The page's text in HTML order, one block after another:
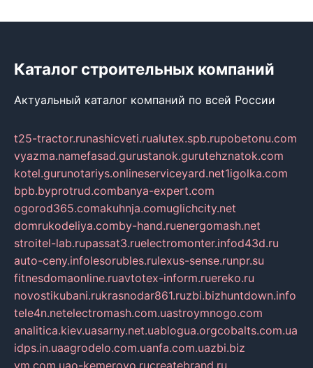
Каталог строительных компаний
Актуальный каталог компаний по всей России
t25-tractor.runashicveti.rualutex.spb.rupobetonu.com
vyazma.namefasad.gurustanok.gurutehznatok.com
kotel.gurunotariys.onlineserviceyard.net1igolka.com
bpb.byprotrud.combanya-expert.com
ogorod365.comakuhnja.comuglichcity.net
domrukodeliya.comby-hand.ruenergomash.net
stroitel-lab.rupassat3.ruelectromonter.infod43d.ru
auto-ceny.infolesorubles.rulexus-sense.runpr.su
fitnesdomaonline.ruavtotex-inform.ruereko.ru
novostikubani.rukrasnodar861.ruzbi.bizhuntdown.info
tele4n.netelectromash.com.uastroymnogo.com
analitica.kiev.uasarny.net.uablogua.orgcobalts.com.ua
idps.in.uaagrodelo.com.uanfa.com.uazbi.biz
vm.com.uao-kemerovo.rucreatebrand.ru